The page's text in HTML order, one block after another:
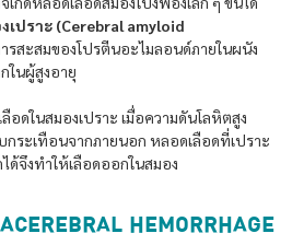
เปราะ (Cerebral amyloid
รสะสมของโปรตีนอะไมลอนด์ภายในผนัง
ในผู้สูงอายุ
ดในสมองเปราะ เมื่อความดันโลหิตสูง
ระเทือนจากภายนอก หลอดเลือดที่เปราะ
ด้จึงทำให้เลือดออกในสมอง
HEMORRHAGE